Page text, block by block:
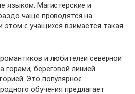
языком. Магистерские и
чаще проводятся на
этом с учащихся взимается такая
и любителей северной
горами, береговой линией
Это популярное
обучения предлагает